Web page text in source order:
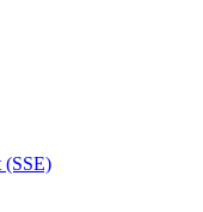
(SSE)